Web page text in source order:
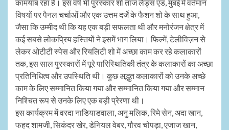
कामयाब रहा है। इस वर्ष भी पुरस्कार शो ताज लैंड्स एंड, मुंबई में वर्तमान
विषयों पर पैनल चर्चाओं और एक उत्तम दर्जे के फैशन शो के साथ हुआ,
जैसा कि उम्मीद थी कि यह एक बड़ी सफलता थी और मनोरंजन क्षेत्र में
कई सबसे लोकप्रिय हस्तियों ने इसमें भाग लिया। फिल्में, टेलीविज़न से
लेकर ओटीटी स्पेस और रियलिटी शो में अच्छा काम कर रहे कलाकारों
तक, इस साल पुरस्कारों में पूरे पारिस्थितिकी तंत्र के कलाकारों का अच्छा
प्रतिनिधित्व और उपस्थिति थी। कुछ अद्भुत कलाकारों को उनके अच्छे
काम के लिए सम्मानित किया गया और सम्मानित किया गया और सम्मान
निश्चित रूप से उनके लिए एक बड़ी प्रेरणा थी।
इस कार्यक्रम में वरदा नाडियाडवाला, अनु मलिक, रिमे सेन, अदा खान,
फहद शामजी, सिकंदर खेर, डेनियल वेबर, गौरव चोपड़ा, एजाज खान,